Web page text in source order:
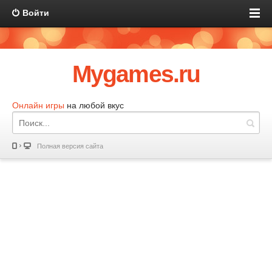
Войти
Mygames.ru
Онлайн игры на любой вкус
Полная версия сайта